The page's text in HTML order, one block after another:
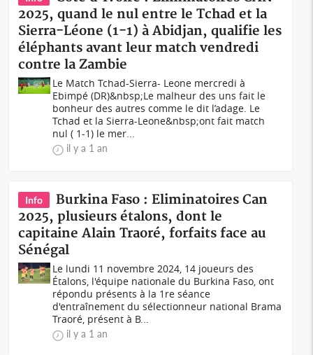
2025, quand le nul entre le Tchad et la
Sierra-Léone (1-1) à Abidjan, qualifie les
éléphants avant leur match vendredi
contre la Zambie
Le Match Tchad-Sierra- Leone mercredi à
Ebimpé (DR)&nbsp;Le malheur des uns fait le
bonheur des autres comme le dit l’adage. Le
Tchad et la Sierra-Leone&nbsp;ont fait match
nul ( 1-1) le mer...
il y a 1 an
Info
Burkina Faso : Eliminatoires Can
2025, plusieurs étalons, dont le
capitaine Alain Traoré, forfaits face au
Sénégal
Le lundi 11 novembre 2024, 14 joueurs des
Étalons, l'équipe nationale du Burkina Faso, ont
répondu présents à la 1re séance
d'entraînement du sélectionneur national Brama
Traoré, présent à B...
il y a 1 an